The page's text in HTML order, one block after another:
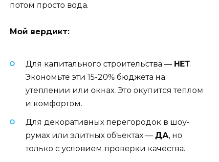
потом просто вода.
Мой вердикт:
Для капитального строительства — НЕТ.
Экономьте эти 15-20% бюджета на
утеплении или окнах. Это окупится теплом
и комфортом.
Для декоративных перегородок в шоу-
румах или элитных объектах — ДА, но
только с условием проверки качества.